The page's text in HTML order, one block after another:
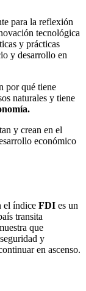
para la reflexión
tecnológica
y prácticas
y desarrollo en
por qué tiene
naturales y tiene
y crean en el
económico
el índice FDI es un
transita
que
y
en ascenso.